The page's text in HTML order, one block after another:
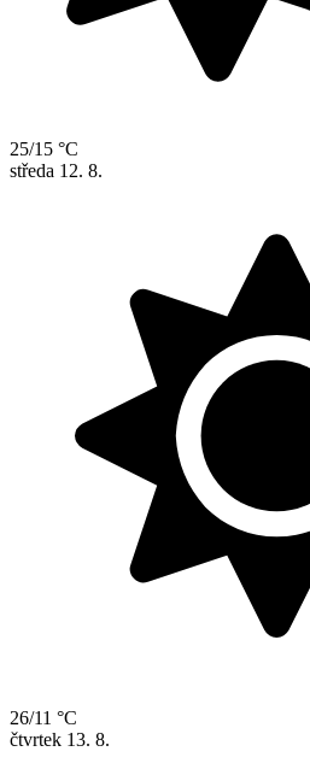
25/15 °C
středa 12. 8.
26/11 °C
čtvrtek 13. 8.